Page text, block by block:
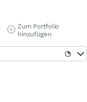
Zum Portfolio
hinzufügen